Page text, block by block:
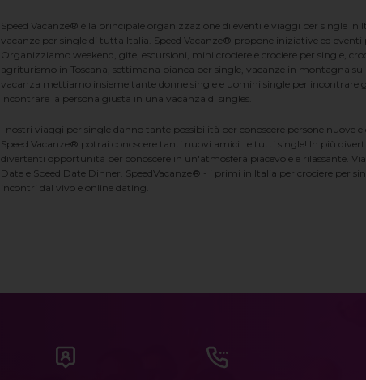
Speed Vacanze® è la principale organizzazione di eventi e viaggi per single
vacanze per single di tutta Italia. Speed Vacanze® propone iniziative ed eventi
Organizziamo weekend, gite, escursioni, mini crociere e crociere per single,
agriturismo in Toscana, settimana bianca per single, vacanze in montagna
vacanza mettiamo insieme tante donne single e uomini single per incontrare
incontrare la persona giusta in una vacanza di singles.
I nostri viaggi per single danno tante possibilità per conoscere persone nuove
Speed Vacanze® potrai conoscere tanti nuovi amici...e tutti single! In più
divertenti opportunità per conoscere in un'atmosfera piacevole e rilassante.
Date e Speed Date Dinner. SpeedVacanze® - i primi in Italia per crociere per
incontri dal vivo e online dating.